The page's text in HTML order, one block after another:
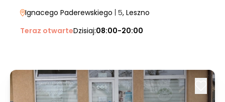
Ignacego Paderewskiego | 5, Leszno
Teraz otwarteDzisiaj:08:00-20:00